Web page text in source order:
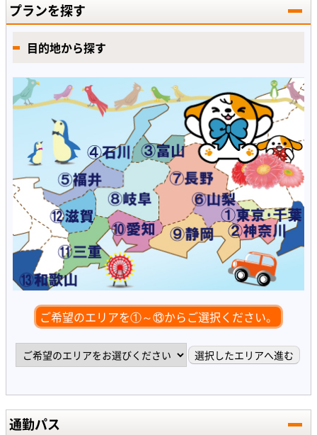
プランを探す
目的地から探す
ご希望のエリアを①～⑬からご選択ください。
通勤パス